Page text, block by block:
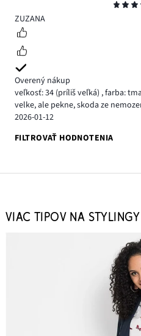
5
ZUZANA
Overený nákup
veľkosť: 34 (príliš veľká) ,farba:
velke, ale pekne, skoda ze
2026-01-12
FILTROVAŤ HODNOTENIA
VIAC TIPOV NA STYLINGY